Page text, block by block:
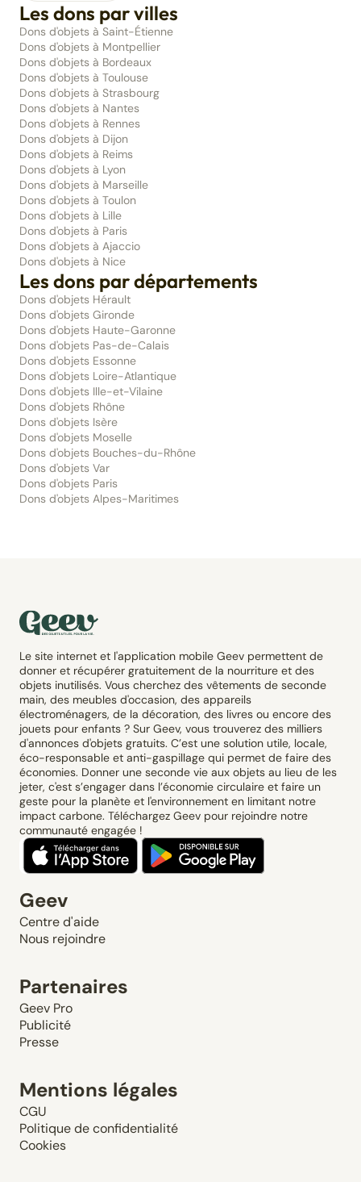
Les dons par villes
Dons d'objets à Saint-Étienne
Dons d'objets à Montpellier
Dons d'objets à Bordeaux
Dons d'objets à Toulouse
Dons d'objets à Strasbourg
Dons d'objets à Nantes
Dons d'objets à Rennes
Dons d'objets à Dijon
Dons d'objets à Reims
Dons d'objets à Lyon
Dons d'objets à Marseille
Dons d'objets à Toulon
Dons d'objets à Lille
Dons d'objets à Paris
Dons d'objets à Ajaccio
Dons d'objets à Nice
Les dons par départements
Dons d'objets Hérault
Dons d'objets Gironde
Dons d'objets Haute-Garonne
Dons d'objets Pas-de-Calais
Dons d'objets Essonne
Dons d'objets Loire-Atlantique
Dons d'objets Ille-et-Vilaine
Dons d'objets Rhône
Dons d'objets Isère
Dons d'objets Moselle
Dons d'objets Bouches-du-Rhône
Dons d'objets Var
Dons d'objets Paris
Dons d'objets Alpes-Maritimes
Le site internet et l'application mobile Geev permettent de
donner et récupérer gratuitement de la nourriture et des
objets inutilisés. Vous cherchez des vêtements de seconde
main, des meubles d'occasion, des appareils
électroménagers, de la décoration, des livres ou encore des
jouets pour enfants ? Sur Geev, vous trouverez des milliers
d'annonces d'objets gratuits. C’est une solution utile, locale,
éco-responsable et anti-gaspillage qui permet de faire des
économies. Donner une seconde vie aux objets au lieu de les
jeter, c'est s’engager dans l’économie circulaire et faire un
geste pour la planète et l'environnement en limitant notre
impact carbone. Téléchargez Geev pour rejoindre notre
communauté engagée !
Geev
Centre d'aide
Nous rejoindre
Partenaires
Geev Pro
Publicité
Presse
Mentions légales
CGU
Politique de confidentialité
Cookies